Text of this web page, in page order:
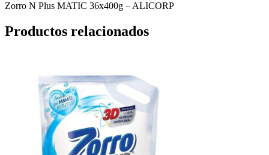
Zorro N Plus MATIC 36x400g – ALICORP
Productos relacionados